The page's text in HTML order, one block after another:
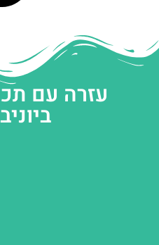
עזרה עם